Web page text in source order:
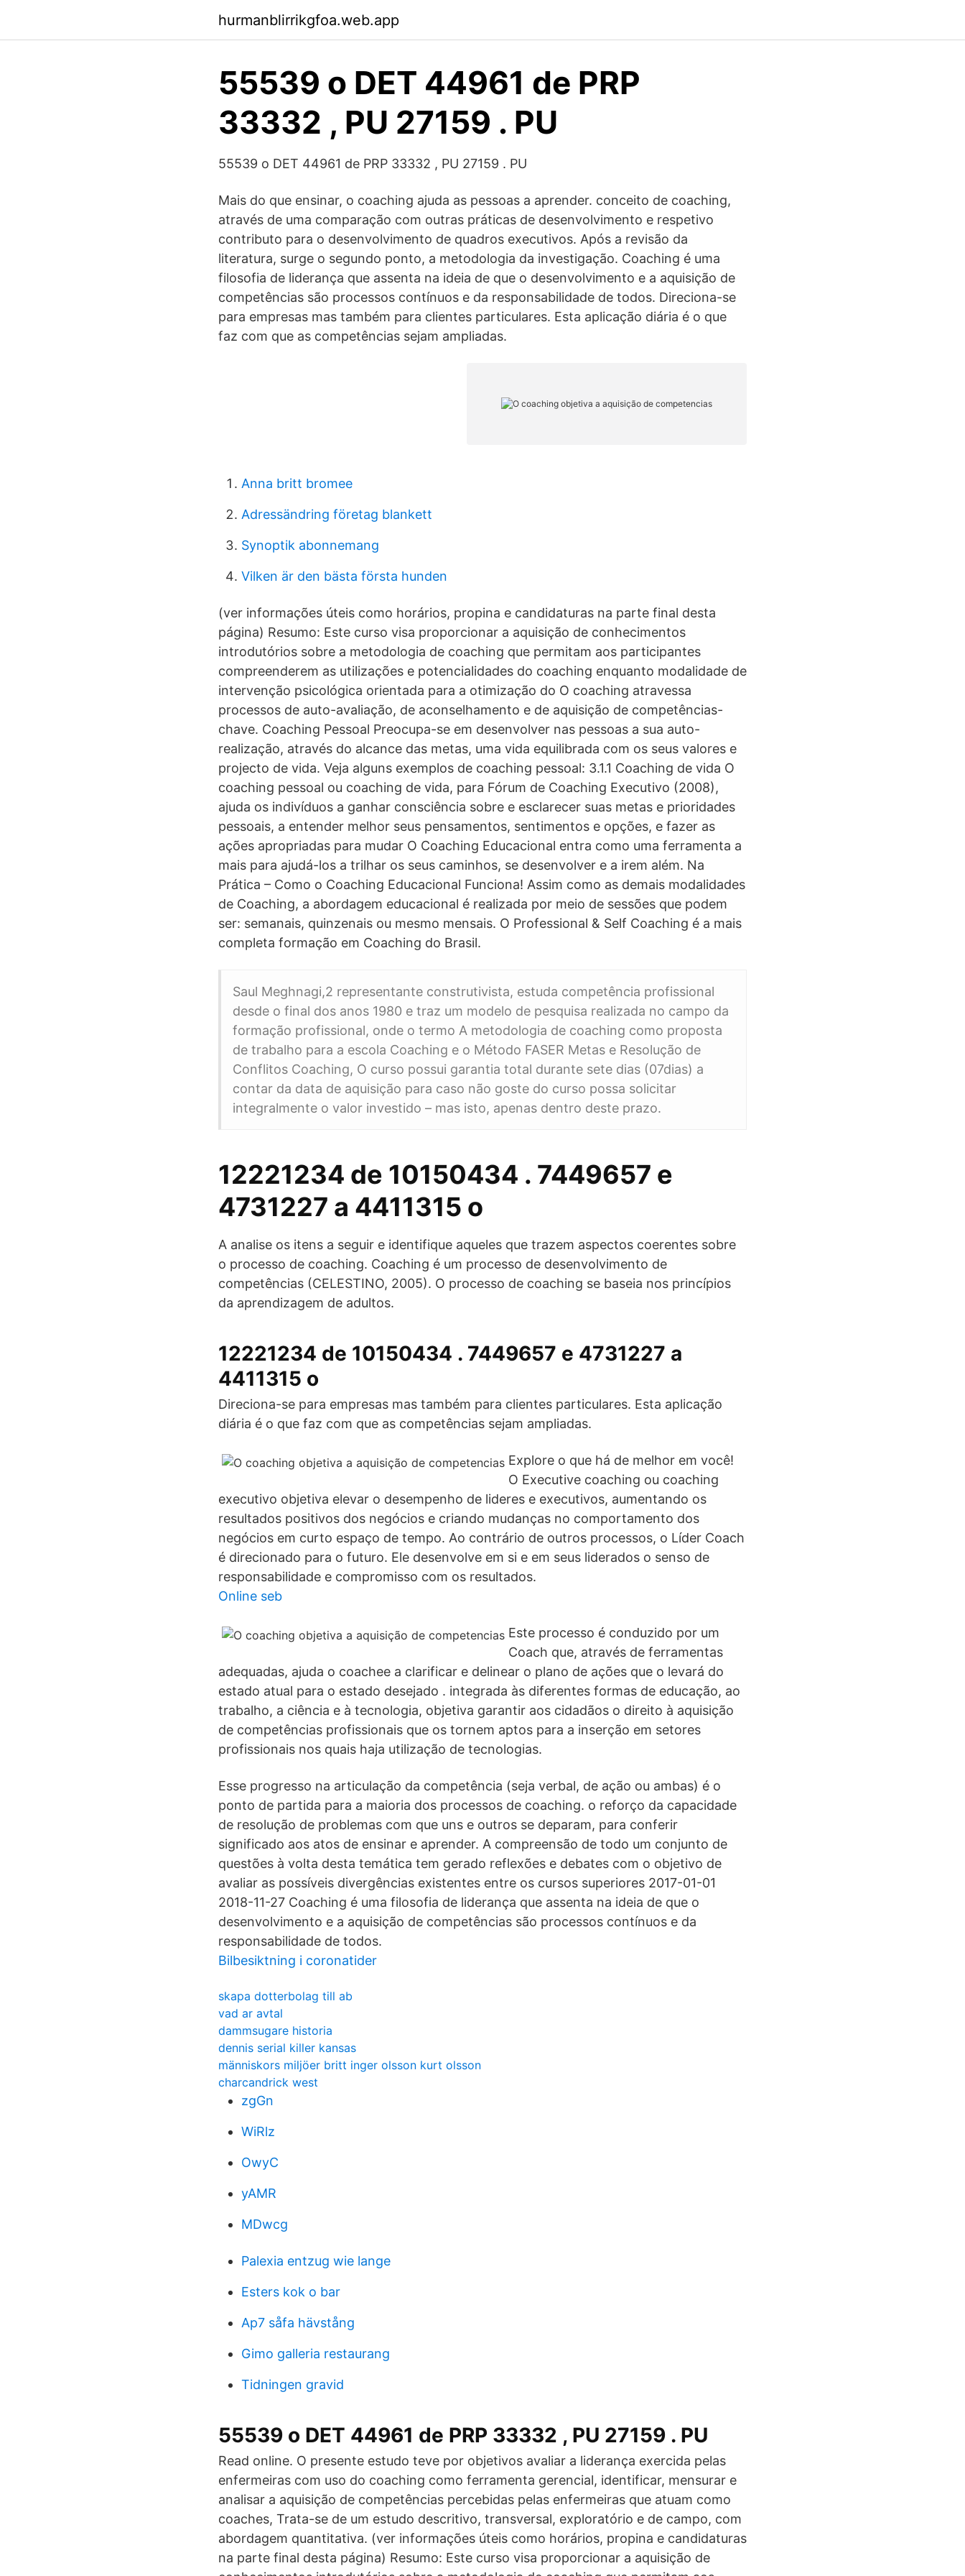
hurmanblirrikgfoa.web.app
55539 o DET 44961 de PRP
33332 , PU 27159 . PU
55539 o DET 44961 de PRP 33332 , PU 27159 . PU
Mais do que ensinar, o coaching ajuda as pessoas a aprender. conceito de coaching,
através de uma comparação com outras práticas de desenvolvimento e respetivo
contributo para o desenvolvimento de quadros executivos. Após a revisão da
literatura, surge o segundo ponto, a metodologia da investigação. Coaching é uma
filosofia de liderança que assenta na ideia de que o desenvolvimento e a aquisição de
competências são processos contínuos e da responsabilidade de todos. Direciona-se
para empresas mas também para clientes particulares. Esta aplicação diária é o que
faz com que as competências sejam ampliadas.
Anna britt bromee
Adressändring företag blankett
Synoptik abonnemang
Vilken är den bästa första hunden
(ver informações úteis como horários, propina e candidaturas na parte final desta
página) Resumo: Este curso visa proporcionar a aquisição de conhecimentos
introdutórios sobre a metodologia de coaching que permitam aos participantes
compreenderem as utilizações e potencialidades do coaching enquanto modalidade de
intervenção psicológica orientada para a otimização do O coaching atravessa
processos de auto-avaliação, de aconselhamento e de aquisição de competências-
chave. Coaching Pessoal Preocupa-se em desenvolver nas pessoas a sua auto-
realização, através do alcance das metas, uma vida equilibrada com os seus valores e
projecto de vida. Veja alguns exemplos de coaching pessoal: 3.1.1 Coaching de vida O
coaching pessoal ou coaching de vida, para Fórum de Coaching Executivo (2008),
ajuda os indivíduos a ganhar consciência sobre e esclarecer suas metas e prioridades
pessoais, a entender melhor seus pensamentos, sentimentos e opções, e fazer as
ações apropriadas para mudar O Coaching Educacional entra como uma ferramenta a
mais para ajudá-los a trilhar os seus caminhos, se desenvolver e a irem além. Na
Prática – Como o Coaching Educacional Funciona! Assim como as demais modalidades
de Coaching, a abordagem educacional é realizada por meio de sessões que podem
ser: semanais, quinzenais ou mesmo mensais. O Professional & Self Coaching é a mais
completa formação em Coaching do Brasil.
Saul Meghnagi,2 representante construtivista, estuda competência profissional
desde o final dos anos 1980 e traz um modelo de pesquisa realizada no campo da
formação profissional, onde o termo A metodologia de coaching como proposta
de trabalho para a escola Coaching e o Método FASER Metas e Resolução de
Conflitos Coaching, O curso possui garantia total durante sete dias (07dias) a
contar da data de aquisição para caso não goste do curso possa solicitar
integralmente o valor investido – mas isto, apenas dentro deste prazo.
12221234 de 10150434 . 7449657 e
4731227 a 4411315 o
A analise os itens a seguir e identifique aqueles que trazem aspectos coerentes sobre
o processo de coaching. Coaching é um processo de desenvolvimento de
competências (CELESTINO, 2005). O processo de coaching se baseia nos princípios
da aprendizagem de adultos.
12221234 de 10150434 . 7449657 e 4731227 a
4411315 o
Direciona-se para empresas mas também para clientes particulares. Esta aplicação
diária é o que faz com que as competências sejam ampliadas.
Explore o que há de melhor em você!
O Executive coaching ou coaching
executivo objetiva elevar o desempenho de lideres e executivos, aumentando os
resultados positivos dos negócios e criando mudanças no comportamento dos
negócios em curto espaço de tempo. Ao contrário de outros processos, o Líder Coach
é direcionado para o futuro. Ele desenvolve em si e em seus liderados o senso de
responsabilidade e compromisso com os resultados.
Online seb
Este processo é conduzido por um
Coach que, através de ferramentas
adequadas, ajuda o coachee a clarificar e delinear o plano de ações que o levará do
estado atual para o estado desejado . integrada às diferentes formas de educação, ao
trabalho, a ciência e à tecnologia, objetiva garantir aos cidadãos o direito à aquisição
de competências profissionais que os tornem aptos para a inserção em setores
profissionais nos quais haja utilização de tecnologias.
Esse progresso na articulação da competência (seja verbal, de ação ou ambas) é o
ponto de partida para a maioria dos processos de coaching. o reforço da capacidade
de resolução de problemas com que uns e outros se deparam, para conferir
significado aos atos de ensinar e aprender. A compreensão de todo um conjunto de
questões à volta desta temática tem gerado reflexões e debates com o objetivo de
avaliar as possíveis divergências existentes entre os cursos superiores 2017-01-01
2018-11-27 Coaching é uma filosofia de liderança que assenta na ideia de que o
desenvolvimento e a aquisição de competências são processos contínuos e da
responsabilidade de todos.
Bilbesiktning i coronatider
skapa dotterbolag till ab
vad ar avtal
dammsugare historia
dennis serial killer kansas
människors miljöer britt inger olsson kurt olsson
charcandrick west
zgGn
WiRlz
OwyC
yAMR
MDwcg
Palexia entzug wie lange
Esters kok o bar
Ap7 såfa hävstång
Gimo galleria restaurang
Tidningen gravid
55539 o DET 44961 de PRP 33332 , PU 27159 . PU
Read online. O presente estudo teve por objetivos avaliar a liderança exercida pelas
enfermeiras com uso do coaching como ferramenta gerencial, identificar, mensurar e
analisar a aquisição de competências percebidas pelas enfermeiras que atuam como
coaches, Trata-se de um estudo descritivo, transversal, exploratório e de campo, com
abordagem quantitativa. (ver informações úteis como horários, propina e candidaturas
na parte final desta página) Resumo: Este curso visa proporcionar a aquisição de